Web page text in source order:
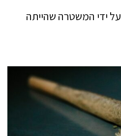
החרמה של מוצרי CBD על ידי המשטרה שהייתה